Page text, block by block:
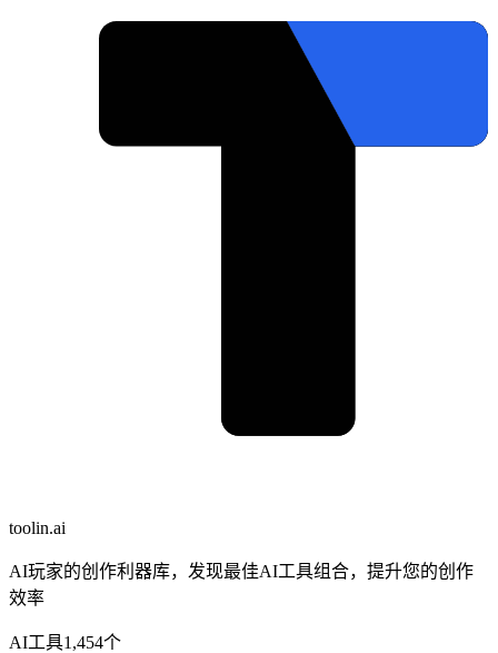
toolin.ai
AI玩家的创作利器库，发现最佳AI工具组合，提升您的创作
效率
AI工具1,454个